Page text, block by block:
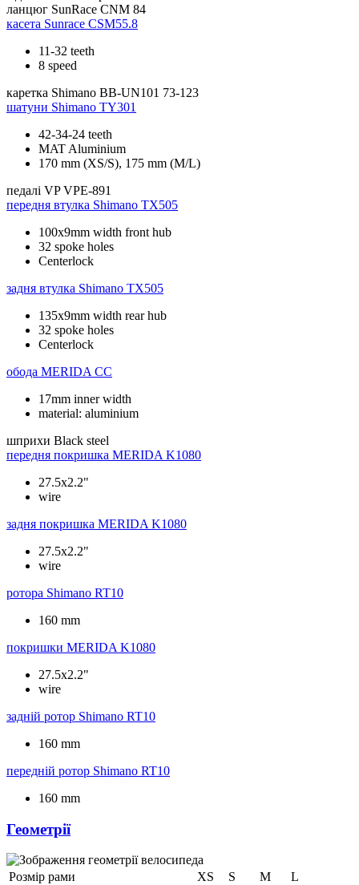
ланцюг SunRace CNM 84
касета Sunrace CSM55.8
11-32 teeth
8 speed
каретка Shimano BB-UN101 73-123
шатуни Shimano TY301
42-34-24 teeth
MAT Aluminium
170 mm (XS/S), 175 mm (M/L)
педалі VP VPE-891
передня втулка Shimano TX505
100x9mm width front hub
32 spoke holes
Centerlock
задня втулка Shimano TX505
135x9mm width rear hub
32 spoke holes
Centerlock
обода MERIDA CC
17mm inner width
material: aluminium
шприхи Black steel
передня покришка MERIDA K1080
27.5x2.2"
wire
задня покришка MERIDA K1080
27.5x2.2"
wire
ротора Shimano RT10
160 mm
покришки MERIDA K1080
27.5x2.2"
wire
задній ротор Shimano RT10
160 mm
передній ротор Shimano RT10
160 mm
Геометрії
Розмір рами XS S M
L